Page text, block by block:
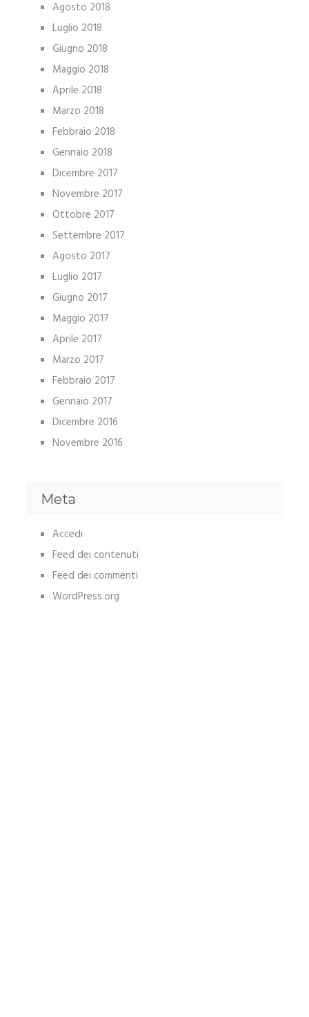
Agosto 2018
Luglio 2018
Giugno 2018
Maggio 2018
Aprile 2018
Marzo 2018
Febbraio 2018
Gennaio 2018
Dicembre 2017
Novembre 2017
Ottobre 2017
Settembre 2017
Agosto 2017
Luglio 2017
Giugno 2017
Maggio 2017
Aprile 2017
Marzo 2017
Febbraio 2017
Gennaio 2017
Dicembre 2016
Novembre 2016
Meta
Accedi
Feed dei contenuti
Feed dei commenti
WordPress.org